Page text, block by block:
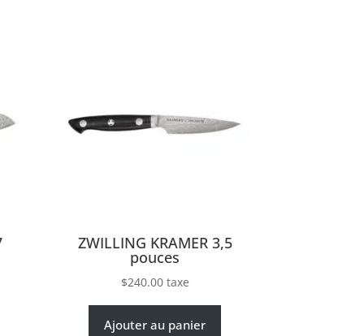
ZWILLING KRAMER 3,5
pouces
$240.00 taxe
Ajouter au panier